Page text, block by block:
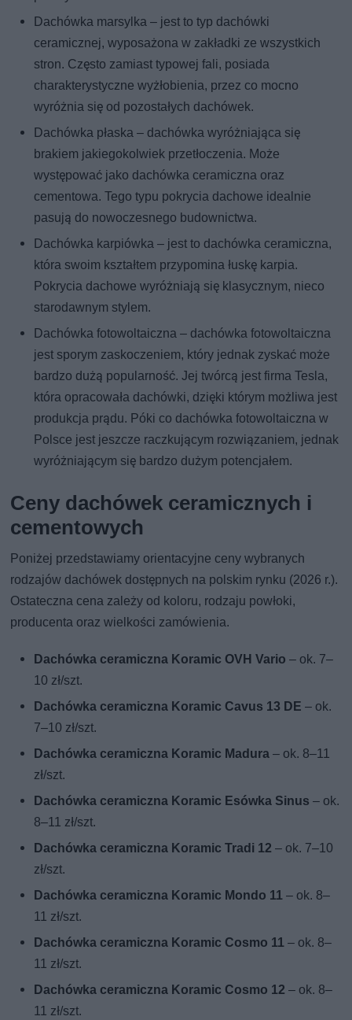
Dachówka marsylka – jest to typ dachówki
ceramicznej, wyposażona w zakładki ze wszystkich
stron. Często zamiast typowej fali, posiada
charakterystyczne wyżłobienia, przez co mocno
wyróżnia się od pozostałych dachówek.
Dachówka płaska – dachówka wyróżniająca się
brakiem jakiegokolwiek przetłoczenia. Może
występować jako dachówka ceramiczna oraz
cementowa. Tego typu pokrycia dachowe idealnie
pasują do nowoczesnego budownictwa.
Dachówka karpiówka – jest to dachówka ceramiczna,
która swoim kształtem przypomina łuskę karpia.
Pokrycia dachowe wyróżniają się klasycznym, nieco
starodawnym stylem.
Dachówka fotowoltaiczna – dachówka fotowoltaiczna
jest sporym zaskoczeniem, który jednak zyskać może
bardzo dużą popularność. Jej twórcą jest firma Tesla,
która opracowała dachówki, dzięki którym możliwa jest
produkcja prądu. Póki co dachówka fotowoltaiczna w
Polsce jest jeszcze raczkującym rozwiązaniem, jednak
wyróżniającym się bardzo dużym potencjałem.
Ceny dachówek ceramicznych i
cementowych
Poniżej przedstawiamy orientacyjne ceny wybranych
rodzajów dachówek dostępnych na polskim rynku (2026 r.).
Ostateczna cena zależy od koloru, rodzaju powłoki,
producenta oraz wielkości zamówienia.
Dachówka ceramiczna Koramic OVH Vario – ok. 7–
10 zł/szt.
Dachówka ceramiczna Koramic Cavus 13 DE – ok.
7–10 zł/szt.
Dachówka ceramiczna Koramic Madura – ok. 8–11
zł/szt.
Dachówka ceramiczna Koramic Esówka Sinus – ok.
8–11 zł/szt.
Dachówka ceramiczna Koramic Tradi 12 – ok. 7–10
zł/szt.
Dachówka ceramiczna Koramic Mondo 11 – ok. 8–
11 zł/szt.
Dachówka ceramiczna Koramic Cosmo 11 – ok. 8–
11 zł/szt.
Dachówka ceramiczna Koramic Cosmo 12 – ok. 8–
11 zł/szt.